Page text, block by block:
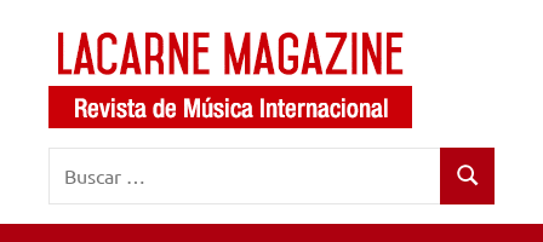
contenido
LaCarne
Magazine
de
música
internacional
Buscar